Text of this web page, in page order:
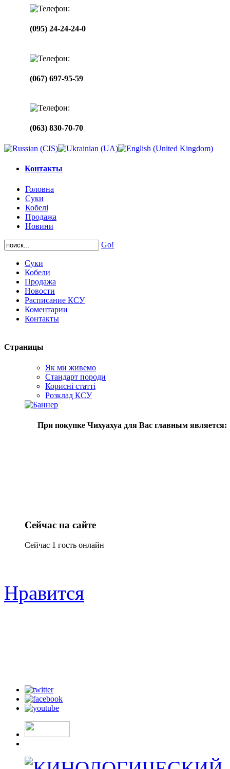
(095) 24-24-24-0
(067) 697-95-59
(063) 830-70-70
Контакты
Головна
Суки
Кобелі
Продажа
Новини
Go!
Суки
Кобели
Продажа
Новости
Расписание КСУ
Коментарии
Контакты
Страницы
Як ми живемо
Стандарт породи
Корисні статті
Розклад КСУ
При покупке Чихуахуа для Вас главным является:
Сейчас на сайте
Сейчас 1 гость онлайн
Нравится